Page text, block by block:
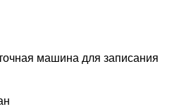
с изменениями
на общее изменение фазы
когда температура
изоляционный
его уплотнение уменьшается,
машина для записания